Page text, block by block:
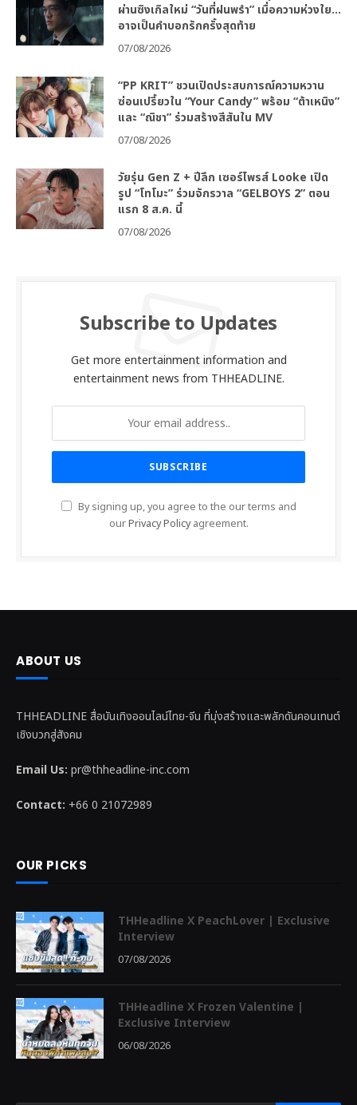
ผ่านซิงเกิลใหม่ “วันที่ฝนพรำ” เมื่อความห่วงใย…
อาจเป็นคำบอกรักครั้งสุดท้าย
07/08/2026
“PP KRIT” ชวนเปิดประสบการณ์ความหวาน
ซ่อนเปรี้ยวใน “Your Candy” พร้อม “ต้าเหนิง”
และ “ณิชา” ร่วมสร้างสีสันใน MV
07/08/2026
วัยรุ่น Gen Z + ปีลึก เซอร์ไพรส์ Looke เปิด
รูป “โทโมะ” ร่วมจักรวาล “GELBOYS 2” ตอน
แรก 8 ส.ค. นี้
07/08/2026
Subscribe to Updates
Get more entertainment information and
entertainment news from THHEADLINE.
By signing up, you agree to the our terms and
ourPrivacy Policyagreement.
ABOUT US
THHEADLINE สื่อบันเทิงออนไลน์ไทย-จีน ที่มุ่งสร้างและพลักดันคอนเทนต์
เชิงบวกสู่สังคม
Email Us: pr@thheadline-inc.com
Contact: +66 0 21072989
OUR PICKS
THHeadline X PeachLover | Exclusive
Interview
07/08/2026
THHeadline X Frozen Valentine |
Exclusive Interview
06/08/2026